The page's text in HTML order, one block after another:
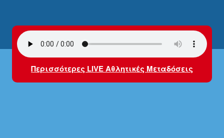
Περισσότερες LIVE Αθλητικές Μεταδόσεις